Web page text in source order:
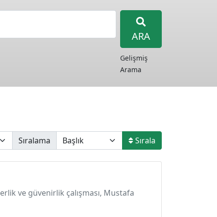
ARA
Gelişmiş
Arama
Sıralama Sırala
ve güvenirlik çalışması, Mustafa